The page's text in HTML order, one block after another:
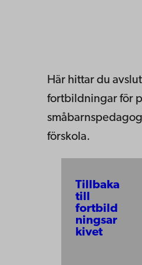
Här hittar du
fortbildningar för
förskola.
Tillbaka
till
fortbild
ningsar
kivet